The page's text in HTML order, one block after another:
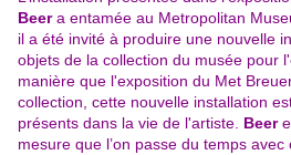
Beera entamée au Metropolitan
il a été invité à produire une nouvelle
objets de la collection du musée pour
manière que l'exposition du Met
collection, cette nouvelle installation
présents dans la vie de l'artiste. Beer
mesure que l’on passe du temps avec